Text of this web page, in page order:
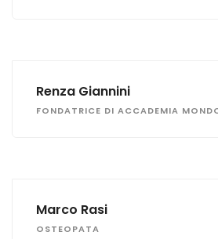
Renza Giannini
FONDATRICE DI ACCADEMIA
Marco Rasi
OSTEOPATA